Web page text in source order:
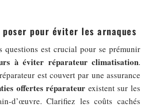
poser pour éviter les arnaques
questions est crucial pour se prémunir
à éviter réparateur climatisation.
est couvert par une assurance
offertes réparateur existent sur les
d’œuvre. Clarifiez les coûts cachés